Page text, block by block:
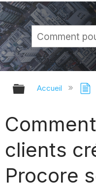
Accueil
clients
Procore